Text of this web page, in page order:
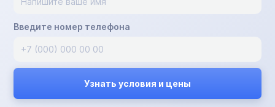
Введите номер телефона